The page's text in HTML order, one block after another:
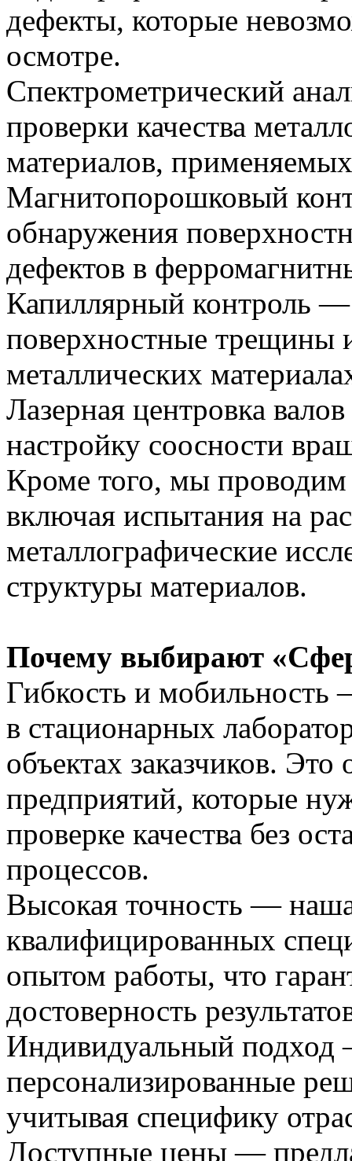
дефекты, которые
осмотре.
Спектрометрический
проверки качества
материалов,
Магнитопорошковый
обнаружения
дефектов в
Капиллярный контроль —
поверхностные трещины
металлических
Лазерная центровка
настройку соосности
Кроме того, мы
включая испытания на
металлографические
структуры материалов.
Почему выбирают
Гибкость и
в стационарных
объектах заказчиков.
предприятий, которые
проверке качества без
процессов.
Высокая точность —
квалифицированных
опытом работы, что
достоверность
Индивидуальный подход
персонализированные
учитывая специфику
Доступные цены —